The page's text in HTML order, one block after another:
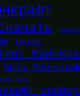
ХайТейл
Читы
игры